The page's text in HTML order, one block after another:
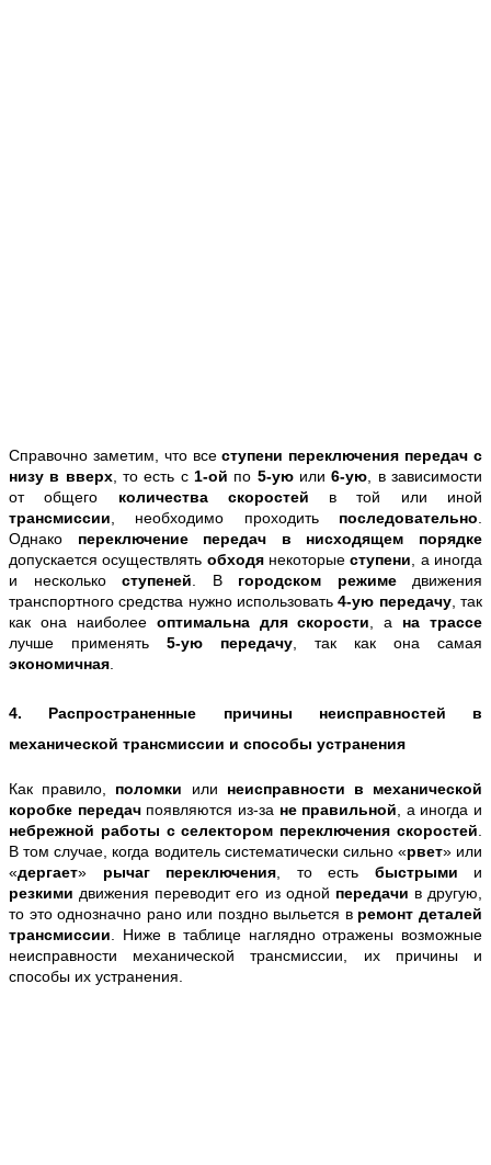
Справочно заметим, что всеступени переключения передач с
низу в вверх, то есть с 1-ой по 5-уюили6-ую , в зависимости
от общего количества скоростей в той или иной
трансмиссии , необходимо проходить последовательно
Однако переключение передач в нисходящем порядке
допускается осуществлять обходя некоторыеступени , а иногда
и несколько ступеней . В городском режимедвижения
транспортного средства нужно использовать4-ую передачу, так
как она наиболее оптимальна для скорости , а на трассе
лучше применять 5-ую передачу , так как она самая
экономичная
4. Распространенные причины неисправностей в
механической трансмиссии и способы устранения
Как правило, поломки или неисправности в механической
коробке передачпоявляются из-за не правильной, а иногда и
небрежной работы с селектором переключения скоростей.
В том случае, когда водитель систематически сильно «рвет» или
«дергает» рычаг переключения, то есть быстрыми и
резкимидвижения переводит его из одной передачи в другую,
то это однозначно рано или поздно выльется в ремонт деталей
трансмиссии. Ниже в таблице наглядно отражены возможные
неисправности механической трансмиссии, их причины и
способы их устранения.